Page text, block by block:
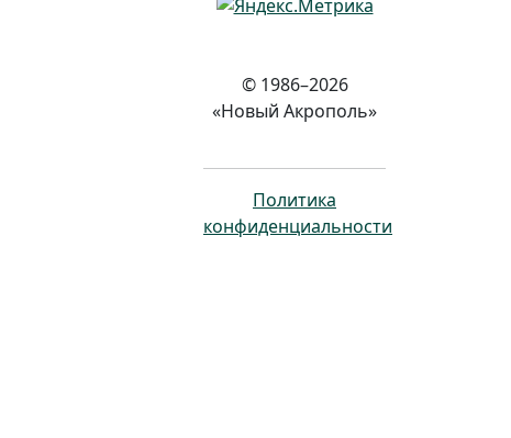
© 1986–2026
«Новый Акрополь»
Политика
конфиденциальности